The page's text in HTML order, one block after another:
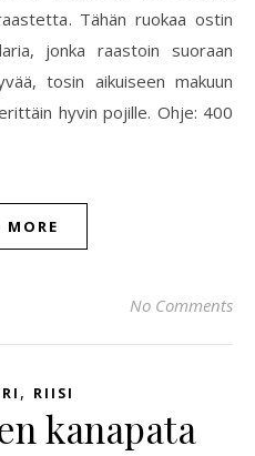
Tähän ruokaa ostin
jonka raastoin suoraan
tosin aikuiseen makuun
hyvin pojille. Ohje: 400
MORE
No Comments
, RIISI
kanapata